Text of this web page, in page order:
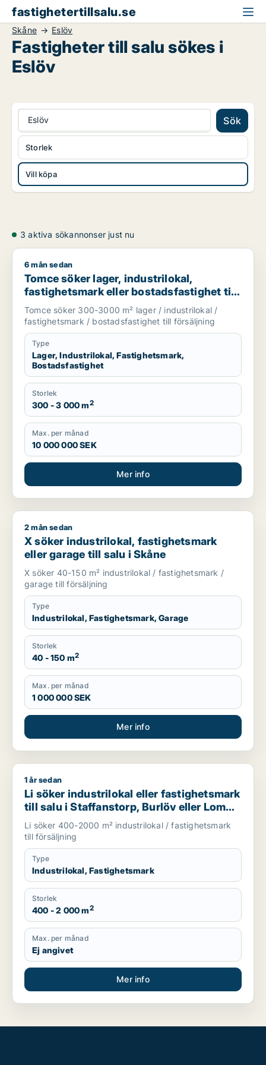
fastighetertillsalu.se
Skåne Eslöv
Fastigheter till salu sökes i
Eslöv
Eslöv Sök
Vill köpa
Storlek
3 aktiva sökannonser just nu
Tomce söker lager, industrilokal, fastighetsmark eller
6 mån sedan
Tomce söker lager, industrilokal,
fastighetsmark eller bostadsfastighet till
salu i Staffanstorp, Burlöv eller Vellinge
m.fl.
Tomce söker 300-3000 m² lager / industrilokal /
fastighetsmark / bostadsfastighet till försäljning
Type
Lager, Industrilokal, Fastighetsmark,
Bostadsfastighet
Storlek
300 - 3 000 m2
Max. per månad
10 000 000 SEK
Mer info
X söker industrilokal, fastighetsmark eller garage till salu i
2 mån sedan
X söker industrilokal, fastighetsmark
eller garage till salu i Skåne
X söker 40-150 m² industrilokal / fastighetsmark /
garage till försäljning
Type
Industrilokal, Fastighetsmark, Garage
Storlek
40 - 150 m2
Max. per månad
1 000 000 SEK
Mer info
Li söker industrilokal eller fastighetsmark till salu i
1 år sedan
Li söker industrilokal eller fastighetsmark
till salu i Staffanstorp, Burlöv eller Lomma
m.fl.
Li söker 400-2000 m² industrilokal / fastighetsmark
till försäljning
Type
Industrilokal, Fastighetsmark
Storlek
400 - 2 000 m2
Max. per månad
Ej angivet
Mer info